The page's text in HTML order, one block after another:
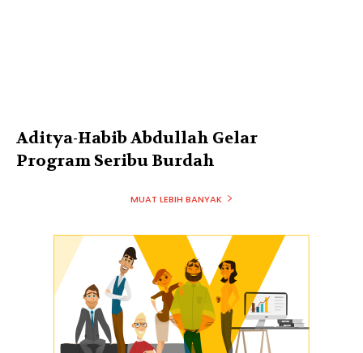
Aditya-Habib Abdullah Gelar
Program Seribu Burdah
MUAT LEBIH BANYAK